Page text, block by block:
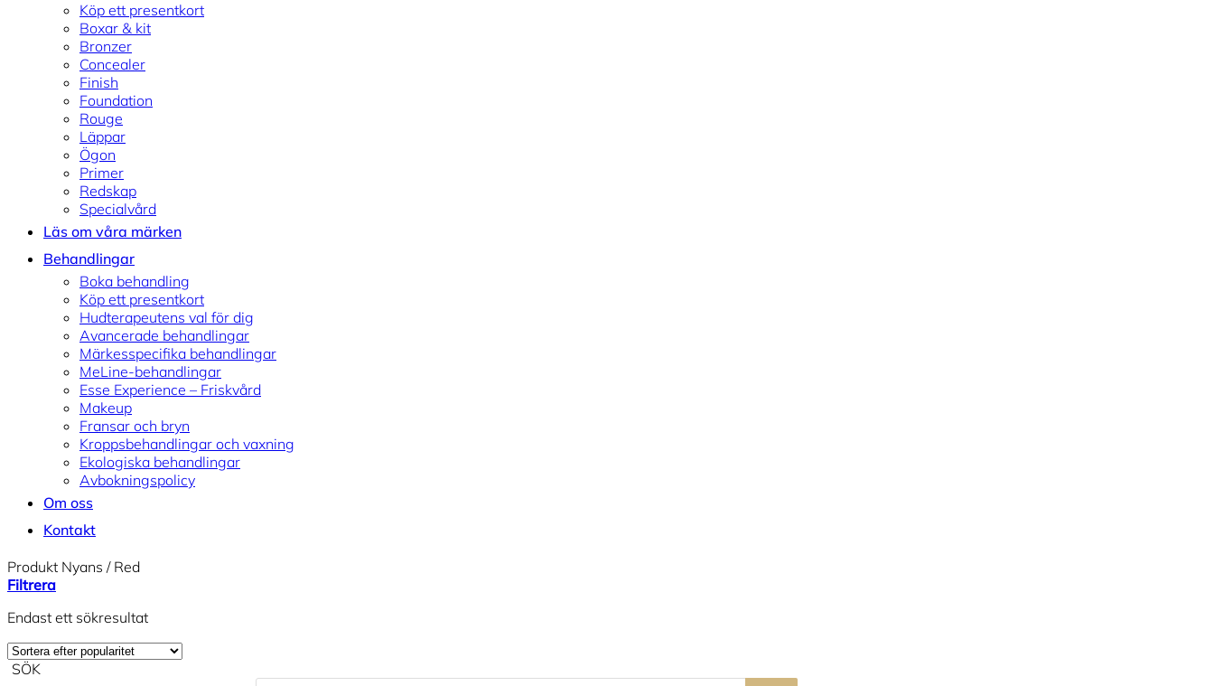
Köp ett presentkort
Boxar & kit
Bronzer
Concealer
Finish
Foundation
Rouge
Läppar
Ögon
Primer
Redskap
Specialvård
Läs om våra märken
Behandlingar
Boka behandling
Köp ett presentkort
Hudterapeutens val för dig
Avancerade behandlingar
Märkesspecifika behandlingar
MeLine-behandlingar
Esse Experience – Friskvård
Makeup
Fransar och bryn
Kroppsbehandlingar och vaxning
Ekologiska behandlingar
Avbokningspolicy
Om oss
Kontakt
Produkt Nyans /Red
Filtrera
Endast ett sökresultat
SÖK